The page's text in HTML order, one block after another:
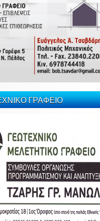
ΓΡΑΦΕΙΟ